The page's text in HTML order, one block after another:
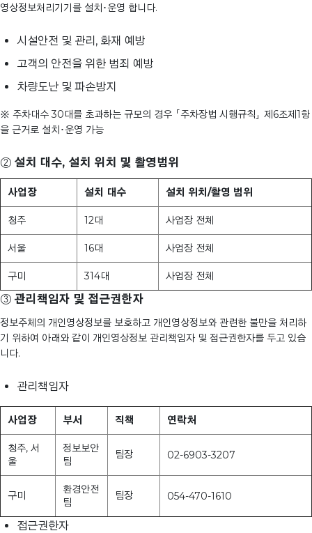
영상정보처리기기를 설치･운영 합니다.
시설안전 및 관리, 화재 예방
고객의 안전을 위한 범죄 예방
차량도난 및 파손방지
※ 주차대수 30대를 초과하는 규모의 경우 「주차장법 시행규칙」 제6조제1항
을 근거로 설치･운영 가능
② 설치 대수, 설치 위치 및 촬영범위
사업장 설치 대수 설치 위치/촬영 범위
청주 12대 사업장 전체
서울 16대 사업장 전체
구미 314대 사업장 전체
③ 관리책임자 및 접근권한자
정보주체의 개인영상정보를 보호하고 개인영상정보와 관련한 불만을 처리하
기 위하여 아래와 같이 개인영상정보 관리책임자 및 접근권한자를 두고 있습
니다.
관리책임자
사업장 부서 직책 연락처
청주, 서
울
정보보안
팀
팀장 02-6903-3207
구미
환경안전
팀
팀장 054-470-1610
접근권한자